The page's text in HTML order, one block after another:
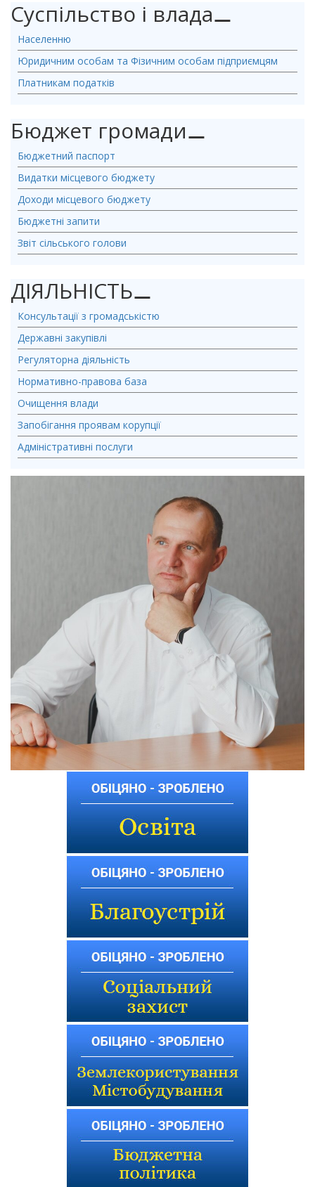
Суспільство і влада⚊
Населенню
Юридичним особам та Фізичним особам підприємцям
Платникам податків
Бюджет громади⚊
Бюджетний паспорт
Видатки місцевого бюджету
Доходи місцевого бюджету
Бюджетні запити
Звіт сільського голови
ДІЯЛЬНІСТЬ⚊
Консультації з громадськістю
Державні закупівлі
Регуляторна діяльність
Нормативно-правова база
Очищення влади
Запобігання проявам корупції
Адміністративні послуги